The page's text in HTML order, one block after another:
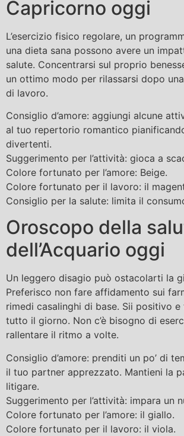
Capricorno oggi
L’esercizio fisico regolare, un
una dieta sana possono avere un
salute. Concentrarsi sul proprio
un ottimo modo per rilassarsi dopo
di lavoro.
Consiglio d’amore: aggiungi alcune
al tuo repertorio romantico
divertenti.
Suggerimento per l’attività: gioca a
Colore fortunato per l’amore: Beige.
Colore fortunato per il lavoro: il
Consiglio per la salute: limita il
Oroscopo della
dell’Acquario oggi
Un leggero disagio può ostacolarti la
Preferisco non fare affidamento sui
rimedi casalinghi di base. Sii positivo
tutto il giorno. Non c’è bisogno di
rallentare il ritmo a volte.
Consiglio d’amore: prenditi un po’ di
il tuo partner apprezzato. Mantieni la
litigare.
Suggerimento per l’attività: impara un
Colore fortunato per l’amore: il giallo.
Colore fortunato per il lavoro: il viola.